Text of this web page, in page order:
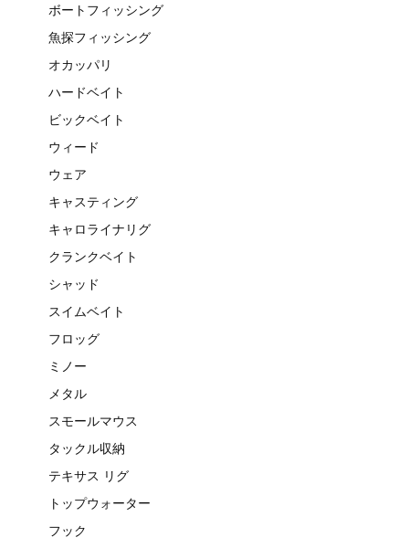
ボートフィッシング
魚探フィッシング
オカッパリ
ハードベイト
ビックベイト
ウィード
ウェア
キャスティング
キャロライナリグ
クランクベイト
シャッド
スイムベイト
フロッグ
ミノー
メタル
スモールマウス
タックル収納
テキサス リグ
トップウォーター
フック